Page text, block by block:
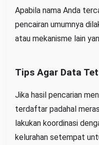
Apabila nama Anda
pencairan umumnya
atau mekanisme lain
Tips Agar Data
Jika hasil pencarian
terdaftar padahal
lakukan koordinasi
kelurahan setempat